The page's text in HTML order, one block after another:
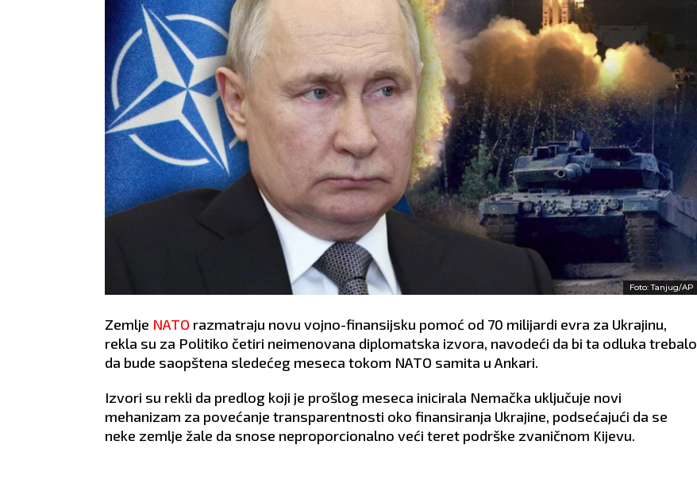
Foto: Tanjug/AP
Zemlje NATO razmatraju novu vojno-finansijsku pomoć od 70 milijardi evra za Ukrajinu,
rekla su za Politiko četiri neimenovana diplomatska izvora, navodeći da bi ta odluka trebalo
da bude saopštena sledećeg meseca tokom NATO samita u Ankari.
Izvori su rekli da predlog koji je prošlog meseca inicirala Nemačka uključuje novi
mehanizam za povećanje transparentnosti oko finansiranja Ukrajine, podsećajući da se
neke zemlje žale da snose neproporcionalno veći teret podrške zvaničnom Kijevu.